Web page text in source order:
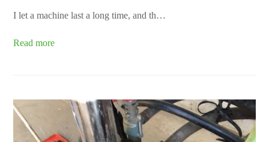
I let a machine last a long time, and th…
Read more